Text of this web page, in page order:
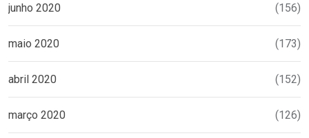
junho 2020 (156)
maio 2020 (173)
abril 2020 (152)
março 2020 (126)